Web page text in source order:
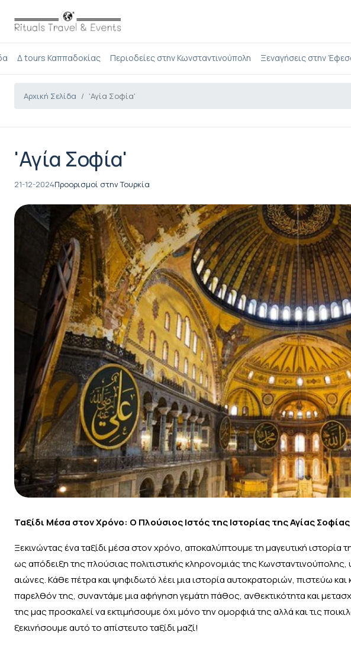
Δ tours Καππαδοκίας Περιοδείες στην Κωνσταντινούπολη Ξεναγήσεις στην
Αρχική Σελίδα 'Αγία Σοφία'
'Αγία Σοφία'
21-12-2024Προορισμοί στην Τουρκία
Ταξίδι Μέσα στον Χρόνο: Ο Πλούσιος Ιστός της Ιστορίας της Αγίας Σοφίας
Ξεκινώντας ένα ταξίδι μέσα στον χρόνο, αποκαλύπτουμε τη μαγευτική ιστορία
ως απόδειξη της πλούσιας πολιτιστικής κληρονομιάς της Κωνσταντινούπολης,
αιώνες. Κάθε πέτρα και ψηφιδωτό λέει μια ιστορία αυτοκρατοριών, πιστεύω
παρελθόν της, συναντάμε μια αφήγηση γεμάτη πάθος, ανθεκτικότητα και
της μας προσκαλεί να εκτιμήσουμε όχι μόνο την ομορφιά της αλλά και τις
ξεκινήσουμε αυτό το απίστευτο ταξίδι μαζί!